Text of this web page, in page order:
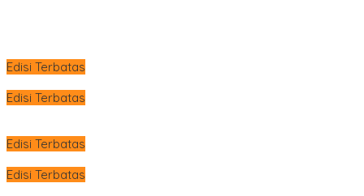
Edisi Terbatas
Edisi Terbatas
Edisi Terbatas
Edisi Terbatas